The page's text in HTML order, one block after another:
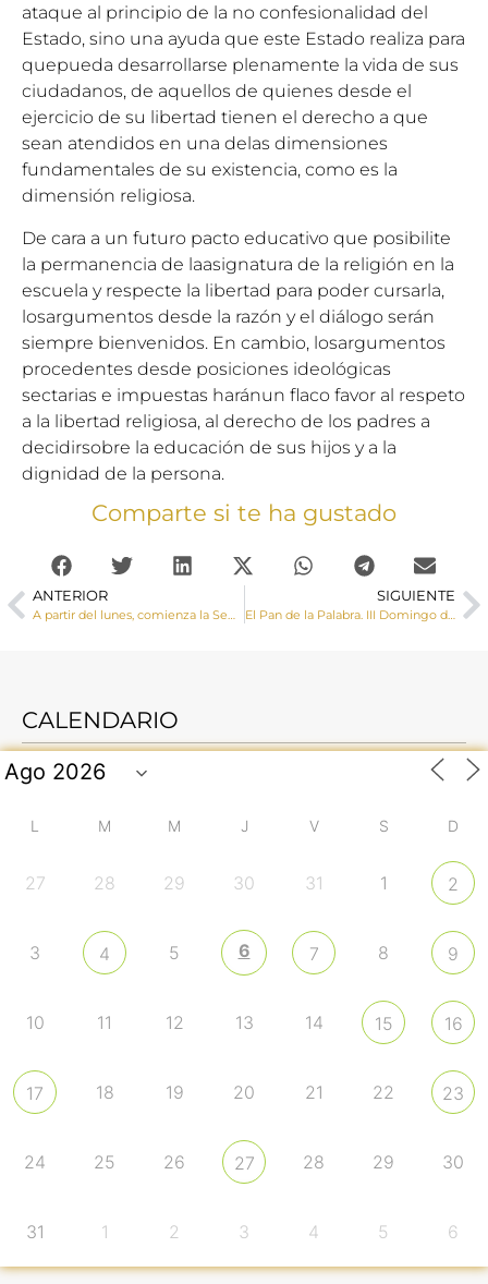
ataque al principio de la no confesionalidad del
Estado, sino una ayuda que este Estado realiza para
quepueda desarrollarse plenamente la vida de sus
ciudadanos, de aquellos de quienes desde el
ejercicio de su libertad tienen el derecho a que
sean atendidos en una delas dimensiones
fundamentales de su existencia, como es la
dimensión religiosa.
De cara a un futuro pacto educativo que posibilite
la permanencia de laasignatura de la religión en la
escuela y respecte la libertad para poder cursarla,
losargumentos desde la razón y el diálogo serán
siempre bienvenidos. En cambio, losargumentos
procedentes desde posiciones ideológicas
sectarias e impuestas haránun flaco favor al respeto
a la libertad religiosa, al derecho de los padres a
decidirsobre la educación de sus hijos y a la
dignidad de la persona.
Comparte si te ha gustado
ANTERIOR
A partir del lunes, comienza la Semana Vocacional en la Diócesis
SIGUIENTE
El Pan de la Palabra. III Domingo de Pascua
CALENDARIO
L M M J V S D
27 28 29 30 31 1 2
3 4 5 6 7 8 9
10 11 12 13 14 15 16
17 18 19 20 21 22 23
24 25 26 27 28 29 30
31 1 2 3 4 5 6